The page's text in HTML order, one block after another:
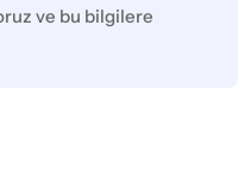
ve bu bilgilere